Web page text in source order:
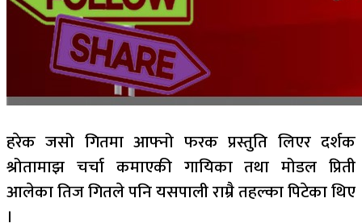
हरेक जसो गितमा आफ्नो फरक प्रस्तुति लिएर दर्शक
श्रोतामाझ चर्चा कमाएकी गायिका तथा मोडल प्रिती
आलेका तिज गितले पनि यसपाली राम्रै तहल्का पिटेका थिए
।